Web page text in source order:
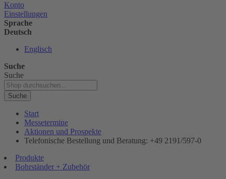
Konto
Einstellungen
Sprache
Deutsch
Englisch
Suche
Suche
Suche
Start
Messetermine
Aktionen und Prospekte
Telefonische Bestellung und Beratung: +49 2191/597-0
Produkte
Bohrständer + Zubehör